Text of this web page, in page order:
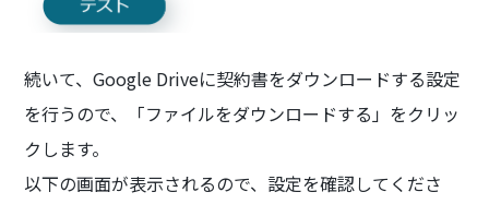
続いて、Google Driveに契約書をダウンロードする設定
を行うので、「ファイルをダウンロードする」をクリッ
クします。
以下の画面が表示されるので、設定を確認してくださ